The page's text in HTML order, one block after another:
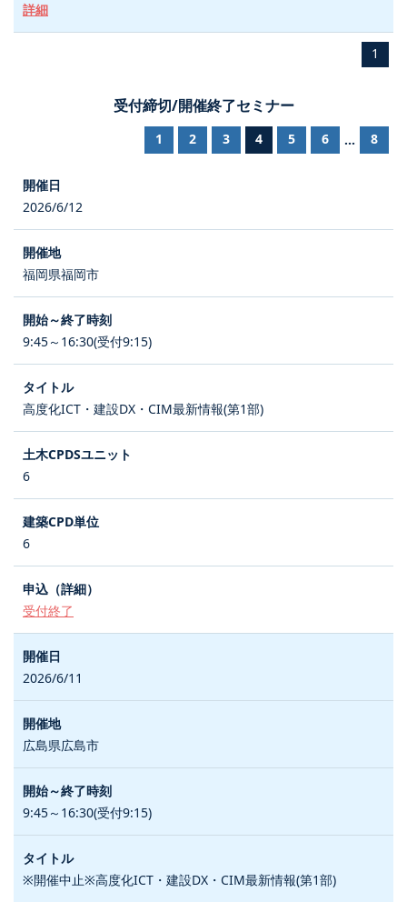
詳細
1
受付締切/開催終了セミナー
1 2 3 4 5 6 ... 8
2026/6/12
福岡県福岡市
9:45～16:30(受付9:15)
高度化ICT・建設DX・CIM最新情報(第1部)
6
6
受付終了
2026/6/11
広島県広島市
9:45～16:30(受付9:15)
※開催中止※高度化ICT・建設DX・CIM最新情報(第1部)